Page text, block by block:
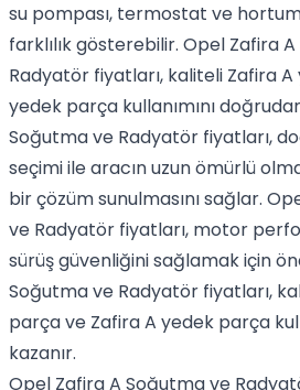
su pompası, termostat ve
farklılık gösterebilir. Opel Zafira
Radyatör fiyatları, kaliteli Zafira
yedek parça kullanımını
Soğutma ve Radyatör fiyatları,
seçimi ile aracın uzun ömürlü
bir çözüm sunulmasını sağlar.
ve Radyatör fiyatları, motor
sürüş güvenliğini sağlamak için
Soğutma ve Radyatör fiyatları,
parça ve Zafira A yedek parça
kazanır.
Opel Zafira A Soğutma ve